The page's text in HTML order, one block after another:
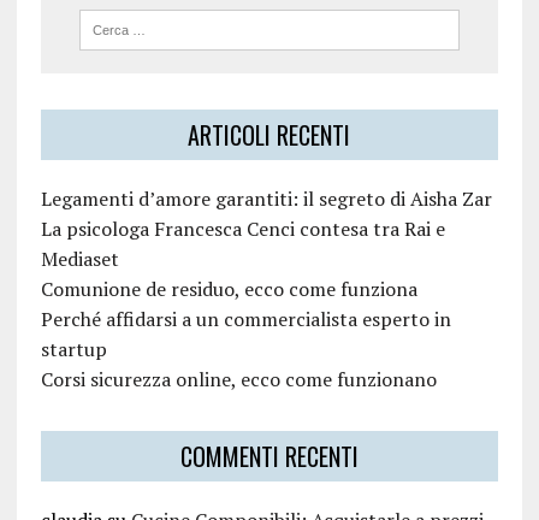
ARTICOLI RECENTI
Legamenti d’amore garantiti: il segreto di Aisha Zar
La psicologa Francesca Cenci contesa tra Rai e
Mediaset
Comunione de residuo, ecco come funziona
Perché affidarsi a un commercialista esperto in
startup
Corsi sicurezza online, ecco come funzionano
COMMENTI RECENTI